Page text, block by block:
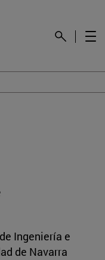
Ingeniería e
de Navarra